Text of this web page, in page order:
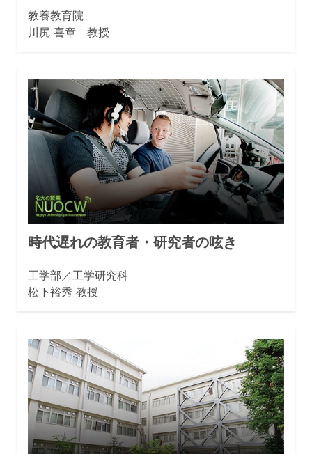
教養教育院
川尻 喜章 教授
時代遅れの教育者・研究者の呟き
工学部／工学研究科
松下裕秀 教授